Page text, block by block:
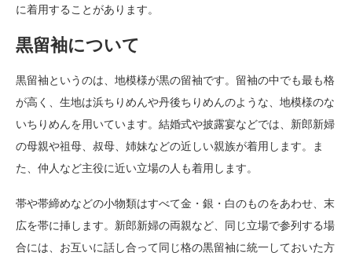
に着用することがあります。
黒留袖について
黒留袖というのは、地模様が黒の留袖です。留袖の中でも最も格
が高く、生地は浜ちりめんや丹後ちりめんのような、地模様のな
いちりめんを用いています。結婚式や披露宴などでは、新郎新婦
の母親や祖母、叔母、姉妹などの近しい親族が着用します。ま
た、仲人など主役に近い立場の人も着用します。
帯や帯締めなどの小物類はすべて金・銀・白のものをあわせ、末
広を帯に挿します。新郎新婦の両親など、同じ立場で参列する場
合には、お互いに話し合って同じ格の黒留袖に統一しておいた方